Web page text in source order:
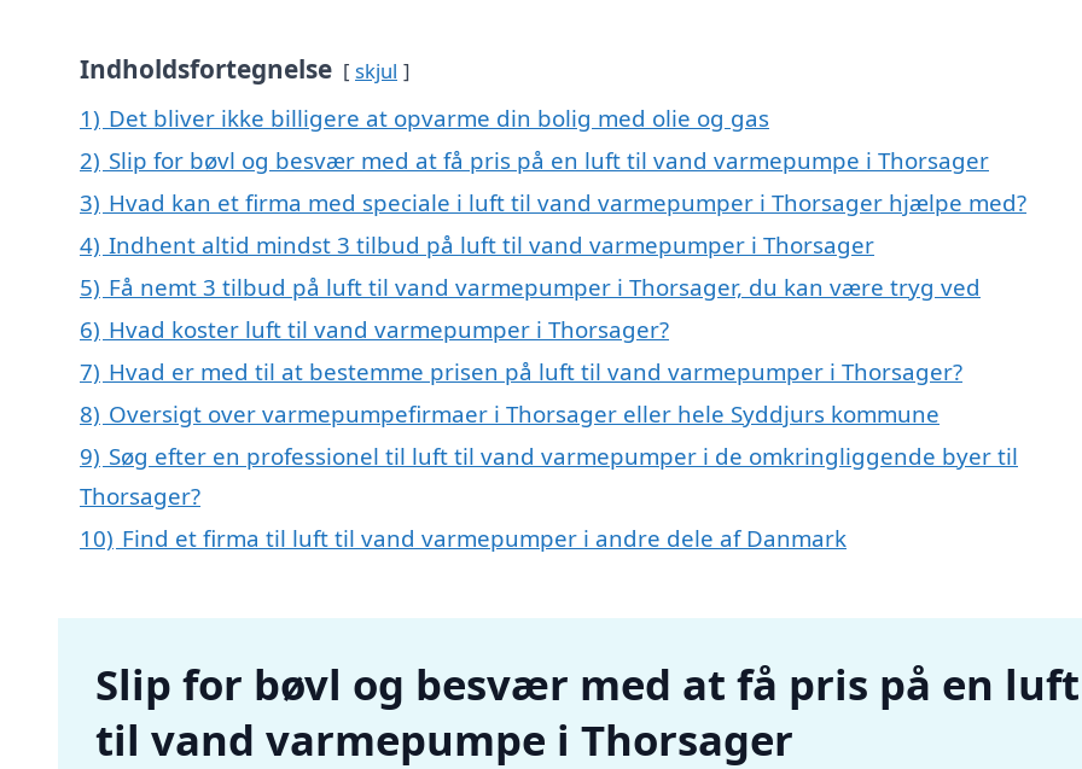
Indholdsfortegnelse skjul
1) Det bliver ikke billigere at opvarme din bolig med olie og gas
2) Slip for bøvl og besvær med at få pris på en luft til vand varmepumpe i Thorsager
3) Hvad kan et firma med speciale i luft til vand varmepumper i Thorsager hjælpe med?
4) Indhent altid mindst 3 tilbud på luft til vand varmepumper i Thorsager
5) Få nemt 3 tilbud på luft til vand varmepumper i Thorsager, du kan være tryg ved
6) Hvad koster luft til vand varmepumper i Thorsager?
7) Hvad er med til at bestemme prisen på luft til vand varmepumper i Thorsager?
8) Oversigt over varmepumpefirmaer i Thorsager eller hele Syddjurs kommune
9) Søg efter en professionel til luft til vand varmepumper i de omkringliggende byer til
Thorsager?
10) Find et firma til luft til vand varmepumper i andre dele af Danmark
Slip for bøvl og besvær med at få pris på en luft
til vand varmepumpe i Thorsager